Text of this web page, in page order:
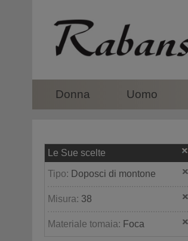
Donna Uomo
Le Sue scelte
Tipo: Doposci di montone
Misura: 38
Materiale tomaia: Foca